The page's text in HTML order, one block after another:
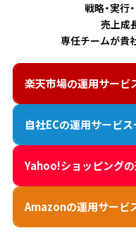
戦略・実行
売上成
専任チームが貴
楽天市場の運用サービ
自社ECの運用サービス
Yahoo!ショッピング
Amazonの運用サービ